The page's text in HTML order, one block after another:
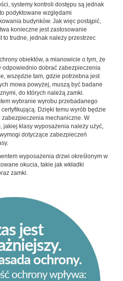
systemy kontroli dostępu są jednak
podyktowane względami
budynków. Jak więc postąpić,
konieczne jest zastosowanie
to trudne, jednak należy przestrzec
obiektów, a mianowicie o tym, że
odpowiednio dobrać zabezpieczenia
wszędzie tam, gdzie potrzebna jest
mowa powyżej, muszą być badane
do których należą zamki.
wybranie wyrobu przebadanego
Dzięki temu wyrób będzie
mechaniczne. W
jakiej klasy wyposażenia należy użyć,
dotyczące zabezpieczeń
wyposażenia drzwi określonym w
okucia, takie jak wkładki
zamki.